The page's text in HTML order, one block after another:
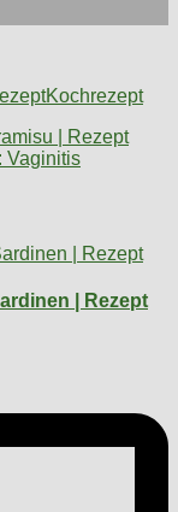
Kochrezept
| Rezept
Vaginitis
| Rezept